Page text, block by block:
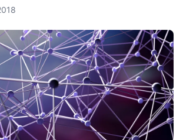
leggen we je uit in dit arti